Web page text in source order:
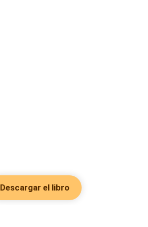
Descargar el libro